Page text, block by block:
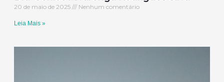
20 de maio de 2025 Nenhum comentário
Leia Mais »